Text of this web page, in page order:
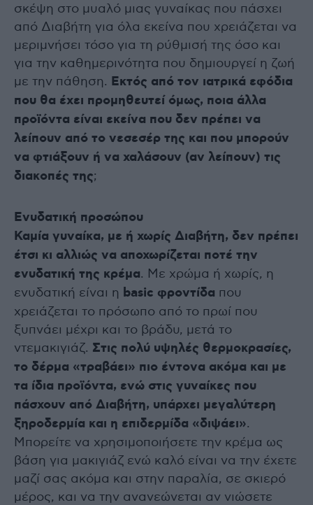
σκέψη στο μυαλό μιας γυναίκας που πάσχει
από Διαβήτη για όλα εκείνα που χρειάζεται να
μεριμνήσει τόσο για τη ρύθμισή της όσο και
για την καθημερινότητα που δημιουργεί η ζωή
με την πάθηση. Εκτός από τον ιατρικά εφόδια
που θα έχει προμηθευτεί όμως, ποια άλλα
προϊόντα είναι εκείνα που δεν πρέπει να
λείπουν από το νεσεσέρ της και που μπορούν
να φτιάξουν ή να χαλάσουν (αν λείπουν) τις
διακοπές της;
Ενυδατική προσώπου
Καμία γυναίκα, με ή χωρίς Διαβήτη, δεν πρέπει
έτσι κι αλλιώς να αποχωρίζεται ποτέ την
ενυδατική της κρέμα. Με χρώμα ή χωρίς, η
ενυδατική είναι η basic φροντίδα που
χρειάζεται το πρόσωπο από το πρωί που
ξυπνάει μέχρι και το βράδυ, μετά το
ντεμακιγιάζ. Στις πολύ υψηλές θερμοκρασίες,
το δέρμα «τραβάει» πιο έντονα ακόμα και με
τα ίδια προϊόντα, ενώ στις γυναίκες που
πάσχουν από Διαβήτη, υπάρχει μεγαλύτερη
ξηροδερμία και η επιδερμίδα «διψάει».
Μπορείτε να χρησιμοποιήσετε την κρέμα ως
βάση για μακιγιάζ ενώ καλό είναι να την έχετε
μαζί σας ακόμα και στην παραλία, σε σκιερό
μέρος, και να την ανανεώνεται αν νιώσετε